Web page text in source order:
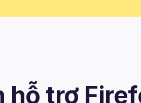
hỗ trợ